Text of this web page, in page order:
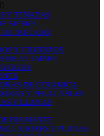

Y TENAZAS
SIERRA
DE INFLADO
Y CILINDROS
DE ALAMBRE
DE CERAMICA
Y PELACABLES
Y LLANAS
DIAMANTE
Y PUNTAS